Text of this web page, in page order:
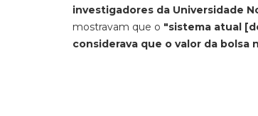
investigadores da Universidade
mostravam que o "sistema atual
considerava que o valor da bolsa